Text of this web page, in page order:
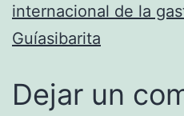
internacional de la
Guíasibarita
Dejar un